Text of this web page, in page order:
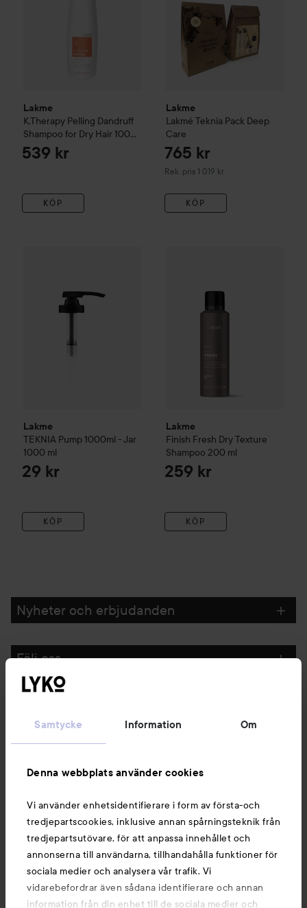
Samtycke Information Om
Denna webbplats använder cookies
Vi använder enhetsidentifierare i form av första-och
tredjepartscookies, inklusive annan spårningsteknik från
tredjepartsutövare, för att anpassa innehållet och
annonserna till användarna, tillhandahålla funktioner för
sociala medier och analysera vår trafik. Vi
vidarebefordrar även sådana identifierare och annan
information från din enhet till de sociala medier och
Lakme
K.Therapy Pelling Dandruff
Shampoo for Dry Hair 1000
ml
539 kr
KÖP
Lakme
Lakmé Teknia Pack Deep
Care
765 kr
Rek. pris 1 019 kr
Rekommenderat pris 1 019 kr
KÖP
Lakme
TEKNIA Pump 1000ml - Jar
1000 ml
29 kr
KÖP
Lakme
Finish Fresh Dry Texture
Shampoo 200 ml
259 kr
KÖP
Nyheter och erbjudanden
Följ oss
Du kanske också gillar